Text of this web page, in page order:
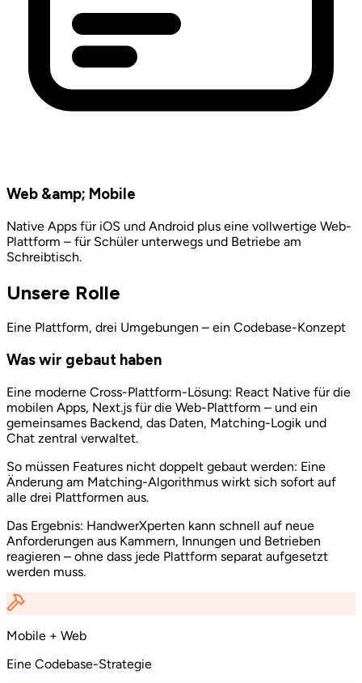
Web &amp; Mobile
Native Apps für iOS und Android plus eine vollwertige Web-
Plattform – für Schüler unterwegs und Betriebe am
Schreibtisch.
Unsere Rolle
Eine Plattform, drei Umgebungen – ein Codebase-Konzept
Was wir gebaut haben
Eine moderne Cross-Plattform-Lösung: React Native für die
mobilen Apps, Next.js für die Web-Plattform – und ein
gemeinsames Backend, das Daten, Matching-Logik und
Chat zentral verwaltet.
So müssen Features nicht doppelt gebaut werden: Eine
Änderung am Matching-Algorithmus wirkt sich sofort auf
alle drei Plattformen aus.
Das Ergebnis: HandwerXperten kann schnell auf neue
Anforderungen aus Kammern, Innungen und Betrieben
reagieren – ohne dass jede Plattform separat aufgesetzt
werden muss.
Mobile + Web
Eine Codebase-Strategie